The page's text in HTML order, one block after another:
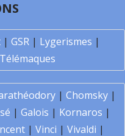
| GSR| Lygerismes |
Télémaques
| Chomsky|
| Galois | Kornaros |
| Vinci | Vivaldi |